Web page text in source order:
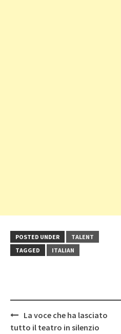
POSTED UNDER
TALENT
TAGGED
ITALIAN
Post
navigation
La voce che ha lasciato
tutto il teatro in silenzio